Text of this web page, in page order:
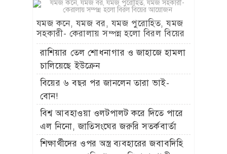
এবার সিলেটে এনসিপির গাড়িবহরে হামলা
শনিবার স্থায়ী কমিটির বৈঠক ডেকেছে
বিএনপি
বিএনপির ১৭ বছরের সংগ্রামই জুলাই
অভ্যুত্থানের পটভূমি: রিজভী
আন্দোলনের ডাক আসবে, ঘরে ঘরে দুর্গ
গড়ে তুলতে হবে: জামায়াত আমির
শফিকুর-নাহিদ-মামুনুল এক হলে সরকারের